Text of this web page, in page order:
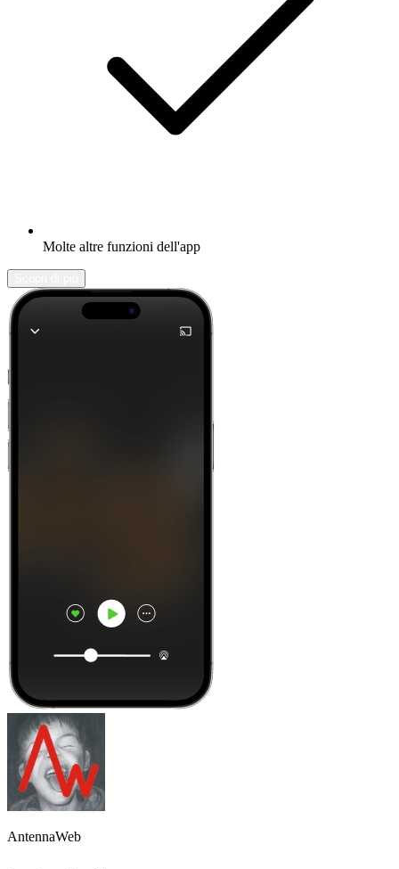
Molte altre funzioni dell'app
AntennaWeb